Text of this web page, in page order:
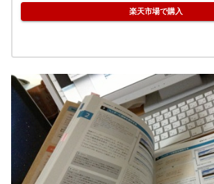
楽天市場で購入